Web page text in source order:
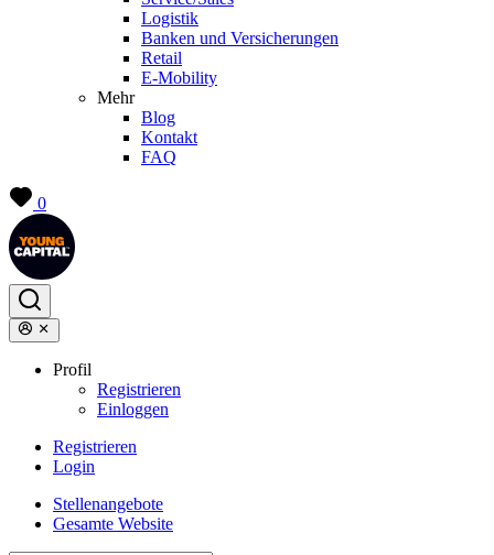
Logistik
Banken und Versicherungen
Retail
E-Mobility
Mehr
Blog
Kontakt
FAQ
0
Profil
Registrieren
Einloggen
Registrieren
Login
Stellenangebote
Gesamte Website